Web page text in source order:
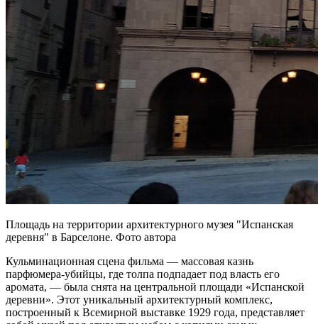
Площадь на территории архитектурного музея "Испанская
деревня" в Барселоне. Фото автора
Кульминационная сцена фильма — массовая казнь
парфюмера-убийцы, где толпа подпадает под власть его
аромата, — была снята на центральной площади «Испанской
деревни». Этот уникальный архитектурный комплекс,
построенный к Всемирной выставке 1929 года, представляет